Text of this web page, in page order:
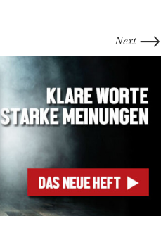
Next →